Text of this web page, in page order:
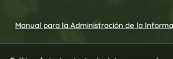
Manual para la Administración de la